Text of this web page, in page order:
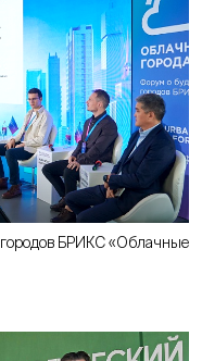
БРИКС «Облачные